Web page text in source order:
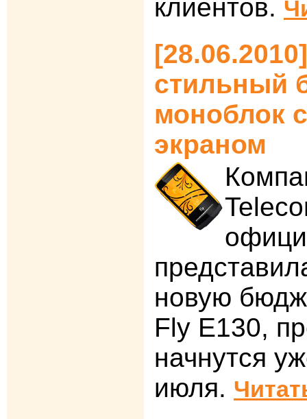
клиентов.
стильный
моноблок
экраном
новую
Fly E130,
начнутся
июля.